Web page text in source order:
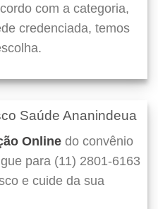
com a categoria,
credenciada, temos
Saúde Ananindeua
Online do convênio
para (11) 2801-6163
e cuide da sua